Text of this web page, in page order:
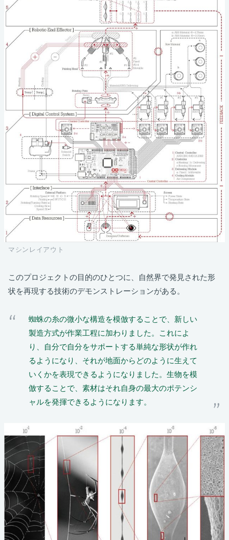
マシンレイアウト
このプロジェクトの目的のひとつに、自然界で発見された形
状を再現する技術のデモンストレーションがある。
蜘蛛の糸の微小な構造を模倣することで、新しい
製造方式が作業工程に加わりました。これによ
り、自分で自分をサポートする単純な形状が作れ
るようになり、それが地面からどのように生えて
いくかを表現できるようになりました。生物を模
倣することで、素材はそれ自身の最大のポテンシ
ャルを発揮できるようになります。